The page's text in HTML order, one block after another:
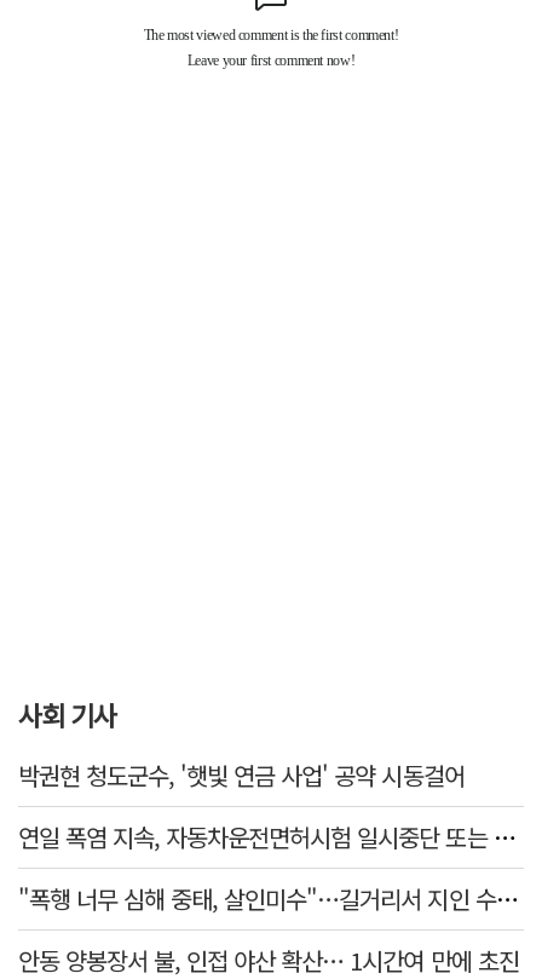
사회 기사
박권현 청도군수, '햇빛 연금 사업' 공약 시동걸어
연일 폭염 지속, 자동차운전면허시험 일시중단 또는 축소 운영
"폭행 너무 심해 중태, 살인미수"…길거리서 지인 수십회 때린 50대 '긴급체포'
안동 양봉장서 불, 인접 야산 확산… 1시간여 만에 초진